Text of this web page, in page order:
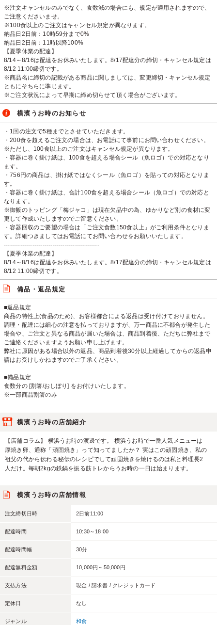
※注文キャンセルのみでなく、食数減の場合にも、規定が適用されますので、
ご注意くださいませ。
※100食以上のご注文はキャンセル規定が異なります。
納品日2日前：10時59分まで0%
納品日2日前：11時以降100%
【夏季休業の配達】
8/14～8/16は配達をお休みいたします。8/17配達分の締切・キャンセル規定は
8/12 11:00締切です。
※商品名に締切の記載がある商品に関しましては、変更締切・キャンセル規定
ともにそちらに準じます。
※ご注文状況によって早期に締め切らせて頂く場合がございます。
横濱うお時のお知らせ
・1回の注文で5種までとさせていただきます。
・200食を超えるご注文の場合は、お電話にて事前にお問い合わせください。
※ただし、100食以上のご注文はキャンセル規定が異なります。
・容器に巻く掛け紙は、100食を超える場合シール（魚ロゴ）での対応となり
ます。
・756円の商品は、掛け紙ではなくシール（魚ロゴ）を貼っての対応となりま
す。
・容器に巻く掛け紙は、合計100食を超える場合シール（魚ロゴ）での対応と
なります。
※御飯のトッピング「梅ジャコ」は現在欠品中の為、ゆかりなど別の食材に変
更して作成いたしますのでご留意ください。
・容器回収のご要望の場合は「ご注文食数150食以上」がご利用条件となりま
す。詳細つきましてはお電話にてお問い合わせをお願いいたします。
-----------------------------------------------
【夏季休業の配達】
8/14～8/16は配達をお休みいたします。8/17配達分の締切・キャンセル規定は
8/12 11:00締切です。
備品・返品規定
■返品規定
商品の特性上(食品のため)、お客様都合による返品は受け付けておりません。
調理・配達には細心の注意を払っておりますが、万一商品に不都合が発生した
場合や、ご注文と異なる商品が届いた場合は、商品到着後、ただちに弊社まで
ご連絡くださいますようお願い申し上げます。
弊社に原因がある場合以外の返品、商品到着後30分以上経過してからの返品申
請はお受けしかねますのでご了承ください。
■備品規定
食数分の [割箸/おしぼり] をお付けいたします。
※一部商品割箸のみ
横濱うお時の店舗紹介
【店舗コラム】 横浜うお時の渡邊です。 横浜うお時で一番人気メニューは
厚焼き卵、通称「頑固焼き」って知ってましたか？ 実はこの頑固焼き、私の
祖父の代から伝わる秘伝のレシピでして頑固焼きを焼けるのは私と料理長2
人だけ。毎朝2kgの鉄鍋を振る筋トレからうお時の一日は始まります。
横濱うお時の店舗情報
注文締切日時 2日前11:00
配達時間 10:30～18:00
配達時間幅 30分
配達無料金額 10,000円～50,000円
支払方法 現金 / 請求書 / クレジットカード
定休日 なし
ジャンル 和食